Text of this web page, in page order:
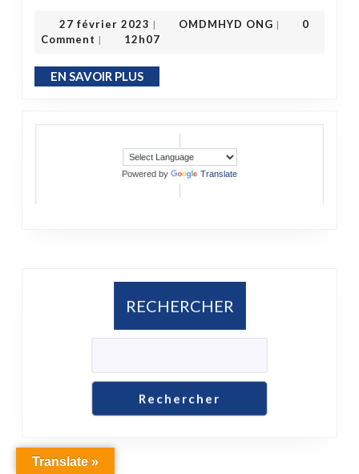
27 février 2023 27 février 2023
| OMDMHYD ONG |
0
Comment | 12h07
EN SAVOIR PLUSEN SAVOIR PLUS
Powered by Translate
RECHERCHER
Rechercher
Translate »